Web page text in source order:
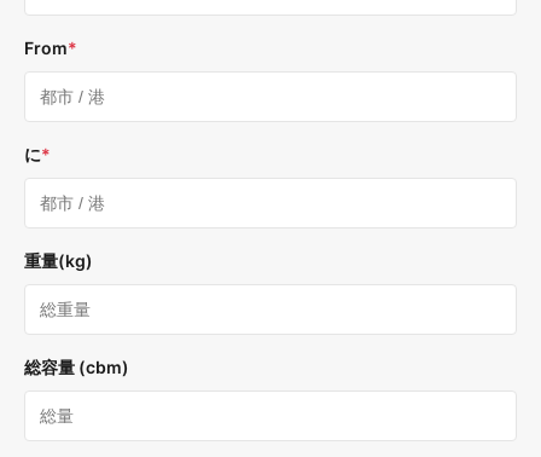
From*
に*
重量(kg)
総容量 (cbm)